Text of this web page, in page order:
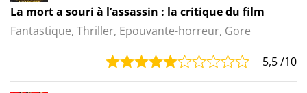
La mort a souri à l’assassin : la critique du film
Fantastique, Thriller, Epouvante-horreur, Gore
5,5/10